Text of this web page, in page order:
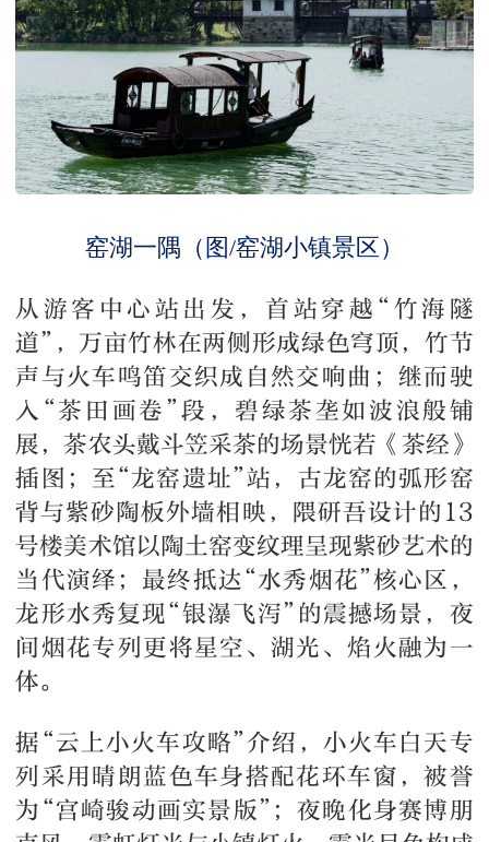
窑湖一隅（图/窑湖小镇景区）
从游客中心站出发，首站穿越“竹海隧
道”，万亩竹林在两侧形成绿色穹顶，竹节
声与火车鸣笛交织成自然交响曲；继而驶
入“茶田画卷”段，碧绿茶垄如波浪般铺
展，茶农头戴斗笠采茶的场景恍若《茶经》
插图；至“龙窑遗址”站，古龙窑的弧形窑
背与紫砂陶板外墙相映，隈研吾设计的13
号楼美术馆以陶土窑变纹理呈现紫砂艺术的
当代演绎；最终抵达“水秀烟花”核心区，
龙形水秀复现“银瀑飞泻”的震撼场景，夜
间烟花专列更将星空、湖光、焰火融为一
体。
据“云上小火车攻略”介绍，小火车白天专
列采用晴朗蓝色车身搭配花环车窗，被誉
为“宫崎骏动画实景版”；夜晚化身赛博朋